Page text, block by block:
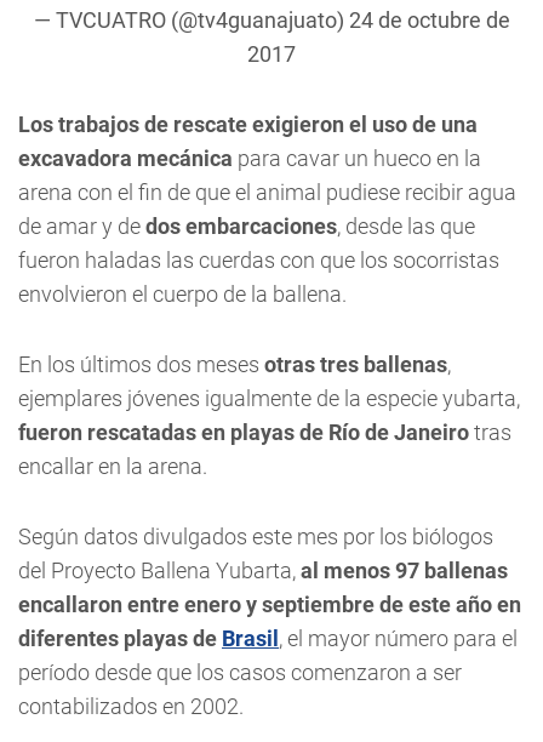
— TVCUATRO (@tv4guanajuato) 24 de octubre de
2017
Los trabajos de rescate exigieron el uso de una
excavadora mecánica para cavar un hueco en la
arena con el fin de que el animal pudiese recibir agua
de amar y dedos embarcaciones, desde las que
fueron haladas las cuerdas con que los socorristas
envolvieron el cuerpo de la ballena.
En los últimos dos meses otras tres ballenas,
ejemplares jóvenes igualmente de la especie yubarta,
fueron rescatadas en playas de Río de Janeirotras
encallar en la arena.
Según datos divulgados este mes por los biólogos
del Proyecto Ballena Yubarta,al menos 97 ballenas
encallaron entre enero y septiembre de este año en
diferentes playas de Brasil , el mayor número para el
período desde que los casos comenzaron a ser
contabilizados en 2002.